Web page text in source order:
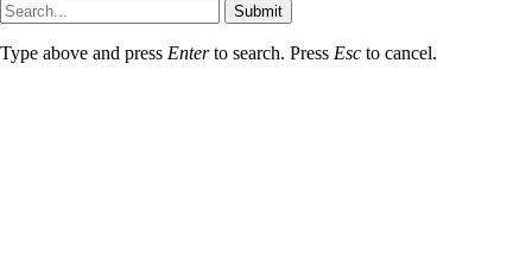
Submit
Type above and press Enterto search. Press Esc to cancel.